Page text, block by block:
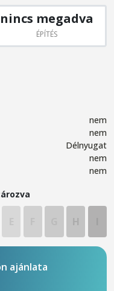
nincs megadva
ÉPÍTÉS
nem
nem
Délnyugat
nem
nem
ajánlata